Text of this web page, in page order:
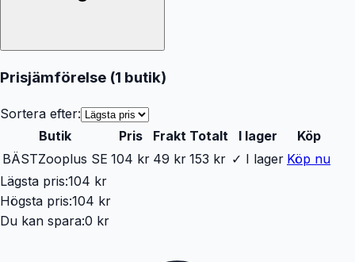
Prisjämförelse (1 butik)
Sortera efter:
Butik
Pris Frakt Totalt I lager
Köp
BÄSTZooplus SE 104 kr 49 kr 153 kr ✓ I lager Köp nu
Lägsta pris:104 kr
Högsta pris:104 kr
Du kan spara:0 kr